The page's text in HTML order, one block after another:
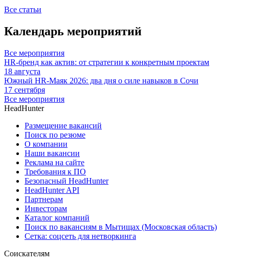
Все статьи
Календарь мероприятий
Все мероприятия
HR-бренд как актив: от стратегии к конкретным проектам
18 августа
Южный HR-Маяк 2026: два дня о силе навыков в Сочи
17 сентября
Все мероприятия
HeadHunter
Размещение вакансий
Поиск по резюме
О компании
Наши вакансии
Реклама на сайте
Требования к ПО
Безопасный HeadHunter
HeadHunter API
Партнерам
Инвесторам
Каталог компаний
Поиск по вакансиям в Мытищах (Московская область)
Сетка: соцсеть для нетворкинга
Соискателям